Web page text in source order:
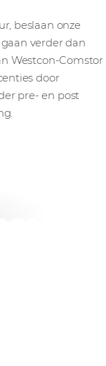
beslaan onze
verder dan
Westcon-Comstor
door
pre- en post